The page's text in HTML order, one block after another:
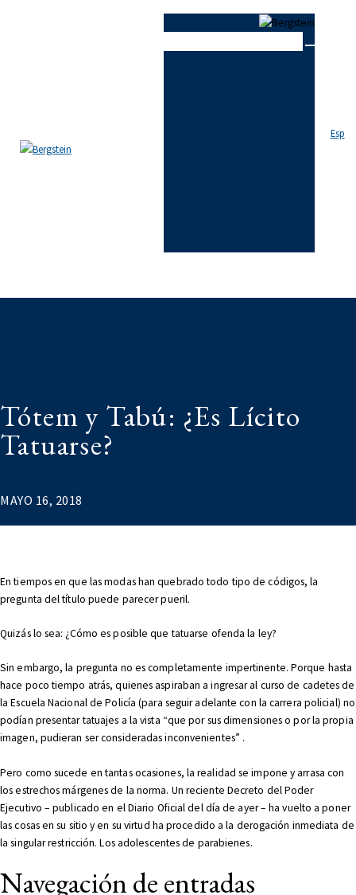
Esp
ÁREAS DE PRÁCTICA
Tótem y Tabú: ¿Es Lícito
Tatuarse?
MAYO 16, 2018
En tiempos en que las modas han quebrado todo tipo de códigos, la
pregunta del título puede parecer pueril.
Quizás lo sea: ¿Cómo es posible que tatuarse ofenda la ley?
Sin embargo, la pregunta no es completamente impertinente. Porque hasta
hace poco tiempo atrás, quienes aspiraban a ingresar al curso de cadetes de
la Escuela Nacional de Policía (para seguir adelante con la carrera policial) no
podían presentar tatuajes a la vista “que por sus dimensiones o por la propia
imagen, pudieran ser consideradas inconvenientes” .
Pero como sucede en tantas ocasiones, la realidad se impone y arrasa con
los estrechos márgenes de la norma. Un reciente Decreto del Poder
Ejecutivo – publicado en el Diario Oficial del día de ayer – ha vuelto a poner
las cosas en su sitio y en su virtud ha procedido a la derogación inmediata de
la singular restricción. Los adolescentes de parabienes.
Navegación de entradas